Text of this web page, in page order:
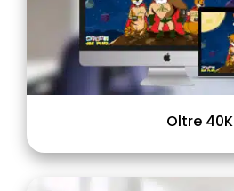
Oltre 40K